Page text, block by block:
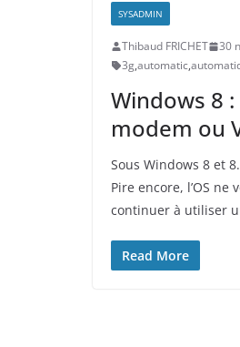
SYSADMIN
Thibaud FRICHET 30
3g,automatic,
Windows 8
modem ou
Sous Windows 8 et
Pire encore, l’OS
continuer à utiliser
Read More